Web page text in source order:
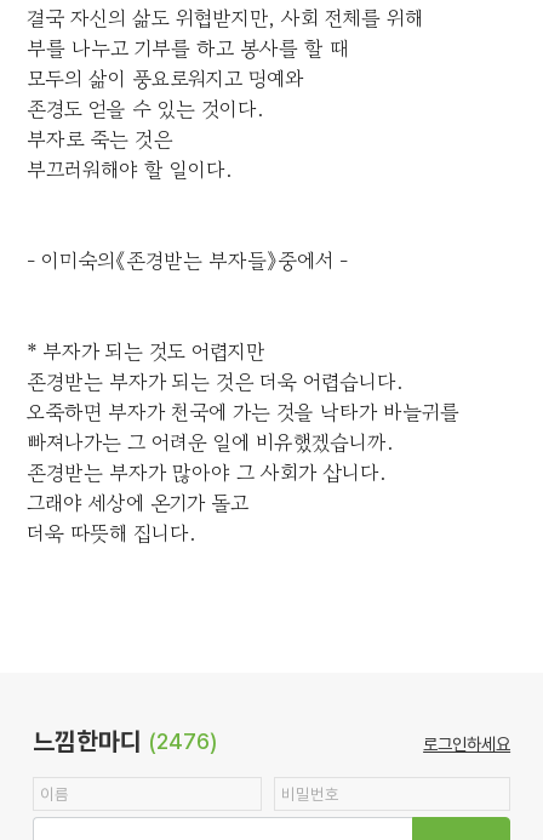
결국 자신의 삶도 위협받지만, 사회 전체를 위해
부를 나누고 기부를 하고 봉사를 할 때
모두의 삶이 풍요로워지고 명예와
존경도 얻을 수 있는 것이다.
부자로 죽는 것은
부끄러워해야 할 일이다.
- 이미숙의《존경받는 부자들》중에서 -
* 부자가 되는 것도 어렵지만
존경받는 부자가 되는 것은 더욱 어렵습니다.
오죽하면 부자가 천국에 가는 것을 낙타가 바늘귀를
빠져나가는 그 어려운 일에 비유했겠습니까.
존경받는 부자가 많아야 그 사회가 삽니다.
그래야 세상에 온기가 돌고
더욱 따뜻해 집니다.
느낌한마디 (2476) 로그인하세요